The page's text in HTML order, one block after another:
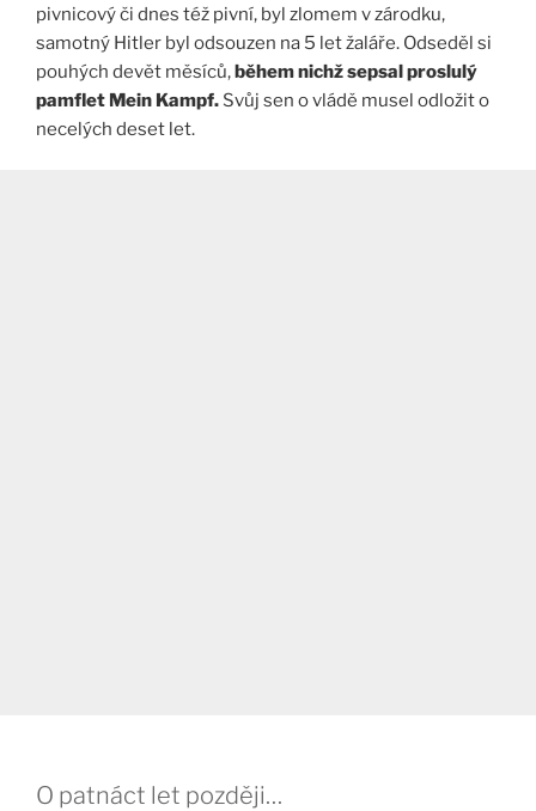
pivnicový či dnes též pivní, byl zlomem v zárodku,
samotný Hitler byl odsouzen na 5 let žaláře. Odseděl si
pouhých devět měsíců,během nichž sepsal proslulý
pamflet Mein Kampf. Svůj sen o vládě musel odložit o
necelých deset let.
O patnáct let později…